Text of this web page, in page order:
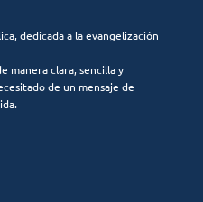
dedicada a la evangelización
manera clara, sencilla y
de un mensaje de